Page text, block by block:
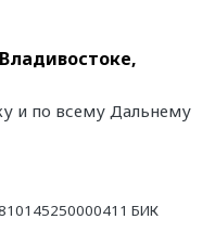
и по всему Дальнему
БИК